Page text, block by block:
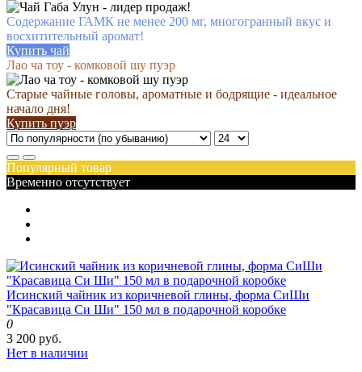
Содержание ГАМК не менее 200 мг, многогранный вкус и
восхитительный аромат!
Купить чай
Лао ча тоу - комковой шу пуэр
Старые чайные головы, ароматные и бодрящие - идеальное
начало дня!
Купить пуэр
Популярный товар
Временно отсутствует
Исинский чайник из коричневой глины, форма СиШи
"Красавица Си Ши" 150 мл в подарочной коробке
0
3 200 руб.
Нет в наличии